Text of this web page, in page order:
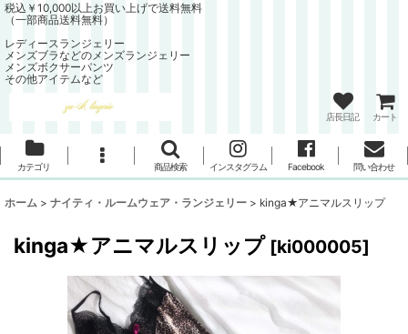
税込￥10,000以上お買い上げで送料無料
（一部商品送料無料）
レディースランジェリー
メンズブラなどのメンズランジェリー
メンズボクサーパンツ
その他アイテムなど
店長日記 カート
カテゴリ 商品検索 インスタグラム Facebook 問い合わせ
ホーム > ナイティ・ルームウェア・ランジェリー > kinga★アニマルスリップ
kinga★アニマルスリップ [ki000005]